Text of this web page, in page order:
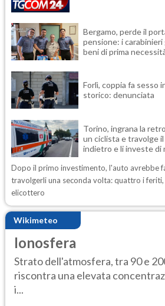
Bergamo, perde il
pensione: i
beni di prima
Forlì, coppia fa sesso
storico: denunciata
Torino, ingrana la
un ciclista e travolge
indietro e li investe di
Dopo il primo investimento, l'auto avrebbe
travolgerli una seconda volta: quattro i
elicottero
Wikimeteo
Ionosfera
Strato dell'atmosfera, tra 90 e
riscontra una elevata
i...